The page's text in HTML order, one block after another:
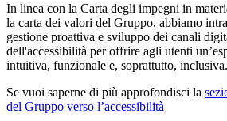
In linea con la Carta degli impegni in
la carta dei valori del Gruppo, abbiamo
gestione proattiva e sviluppo dei canali
dell'accessibilità per offrire agli utenti
intuitiva, funzionale e, soprattutto, inclusiva.
Se vuoi saperne di più approfondisci la
del Gruppo verso l’accessibilità